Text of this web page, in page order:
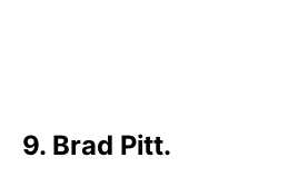
9. Brad Pitt.